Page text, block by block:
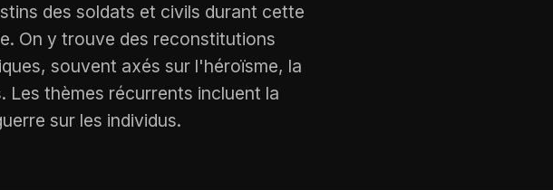
des soldats et civils durant cette
On y trouve des reconstitutions
souvent axés sur l'héroïsme, la
Les thèmes récurrents incluent la
sur les individus.